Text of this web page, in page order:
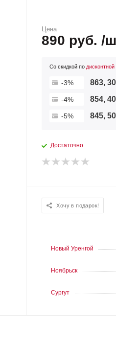
Цена
890 руб. /
Со скидкой подисконтной
-3% 863,
-4% 854,
-5% 845,
Достаточно
Хочу в подарок!
Новый Уренгой
Ноябрьск
Сургут